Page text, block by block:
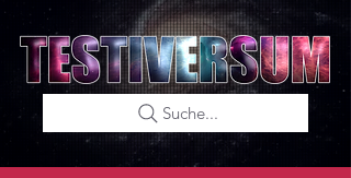
Suche...